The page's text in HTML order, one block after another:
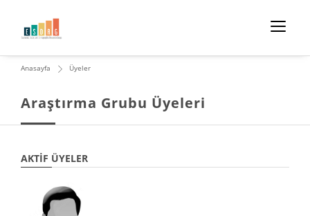
Araştırma Grubu Üyeleri
Anasayfa Üyeler
AKTIF ÜYELER